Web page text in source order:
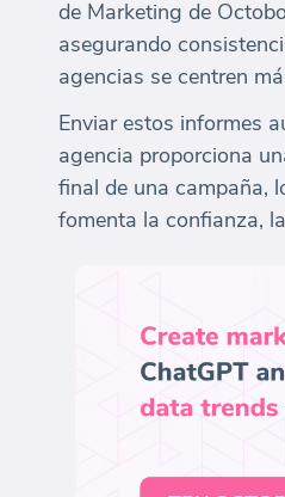
de Marketing de
asegurando
agencias se centren
Enviar estos informes
agencia proporciona
final de una campaña,
fomenta la confianza,